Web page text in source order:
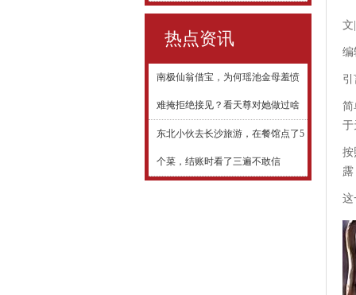
热点资讯
南极仙翁借宝，为何瑶池金母羞愤
难掩拒绝接见？看天尊对她做过啥
东北小伙去长沙旅游，在餐馆点了5
个菜，结账时看了三遍不敢信
标
文
编
引
简
于
按
这